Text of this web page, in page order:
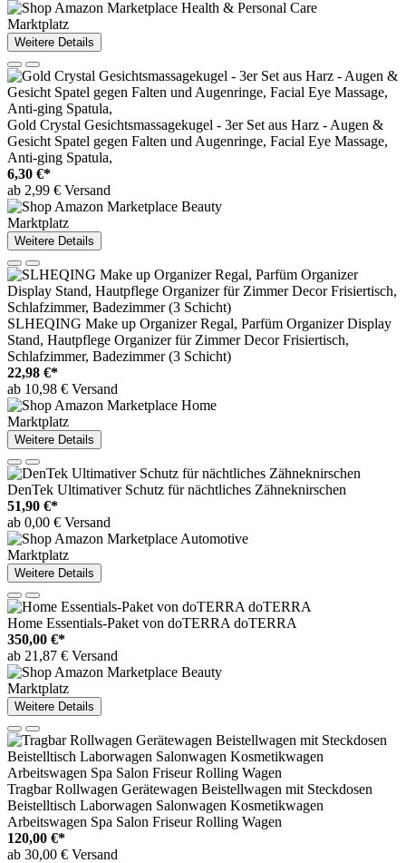
Marktplatz
Weitere Details
Gold Crystal Gesichtsmassagekugel - 3er Set aus Harz - Augen &
Gesicht Spatel gegen Falten und Augenringe, Facial Eye Massage,
Anti-ging Spatula,
6,30 €*
ab 2,99 € Versand
Marktplatz
Weitere Details
SLHEQING Make up Organizer Regal, Parfüm Organizer Display
Stand, Hautpflege Organizer für Zimmer Decor Frisiertisch,
Schlafzimmer, Badezimmer (3 Schicht)
22,98 €*
ab 10,98 € Versand
Marktplatz
Weitere Details
DenTek Ultimativer Schutz für nächtliches Zähneknirschen
51,90 €*
ab 0,00 € Versand
Marktplatz
Weitere Details
Home Essentials-Paket von doTERRA doTERRA
350,00 €*
ab 21,87 € Versand
Marktplatz
Weitere Details
Tragbar Rollwagen Gerätewagen Beistellwagen mit Steckdosen
Beistelltisch Laborwagen Salonwagen Kosmetikwagen
Arbeitswagen Spa Salon Friseur Rolling Wagen
120,00 €*
ab 30,00 € Versand